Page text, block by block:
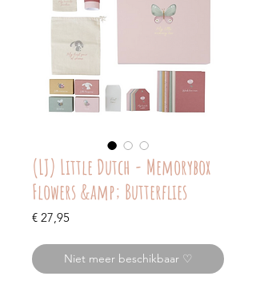
(LJ) Little Dutch - Memorybox
Flowers &amp; Butterflies
€ 27,95Prijs
Niet meer beschikbaar ♡